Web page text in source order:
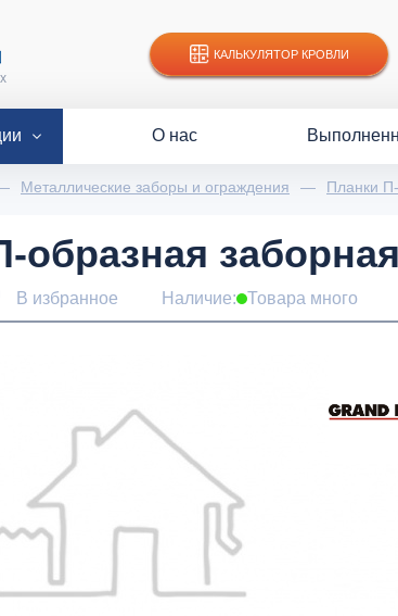
КАЛЬКУЛЯТОР КРОВЛИ
О нас
Металлические заборы и ограждения — Планки
образная
В избранное Наличие: Товара много